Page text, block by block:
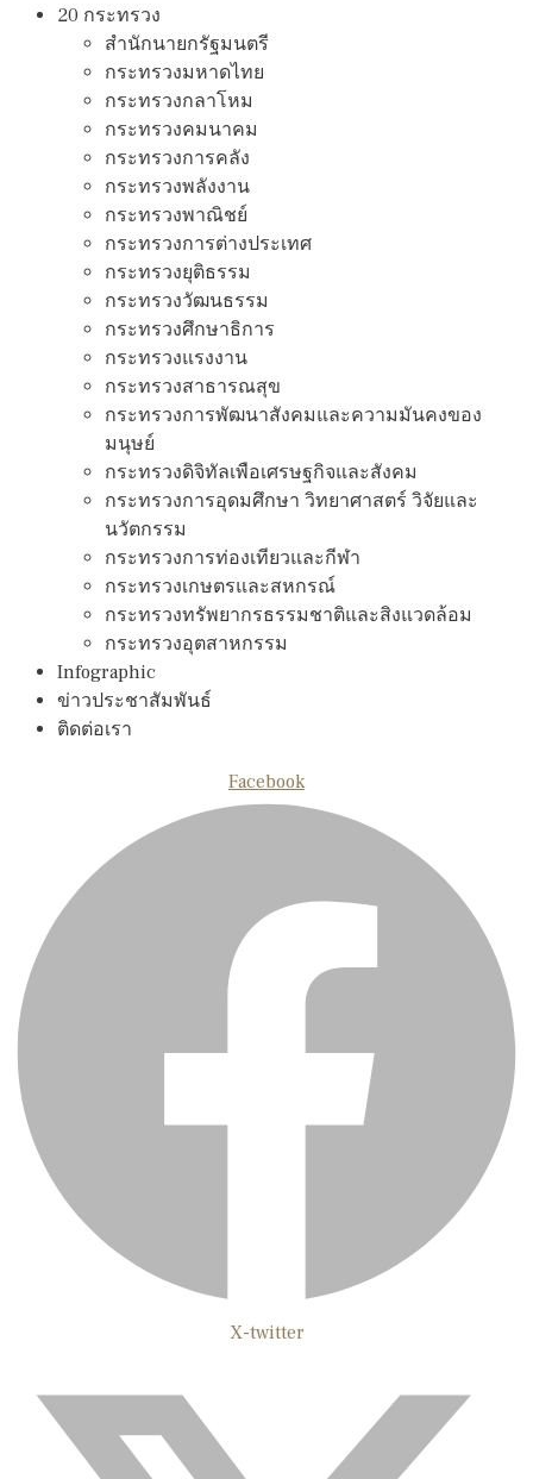
20 กระทรวง
สํานักนายกรัฐมนตรี
กระทรวงมหาดไทย
กระทรวงกลาโหม
กระทรวงคมนาคม
กระทรวงการคลัง
กระทรวงพลังงาน
กระทรวงพาณิชย์
กระทรวงการต่างประเทศ
กระทรวงยุติธรรม
กระทรวงวัฒนธรรม
กระทรวงศึกษาธิการ
กระทรวงแรงงาน
กระทรวงสาธารณสุข
กระทรวงการพัฒนาสังคมและความมันคงของ
มนุษย์
กระทรวงดิจิทัลเพือเศรษฐกิจและสังคม
กระทรวงการอุดมศึกษา วิทยาศาสตร์ วิจัยและ
นวัตกรรม
กระทรวงการท่องเทียวและกีฬา
กระทรวงเกษตรและสหกรณ์
กระทรวงทรัพยากรธรรมชาติและสิงแวดล้อม
กระทรวงอุตสาหกรรม
Infographic
ข่าวประชาสัมพันธ์
ติดต่อเรา
Facebook
X-twitter